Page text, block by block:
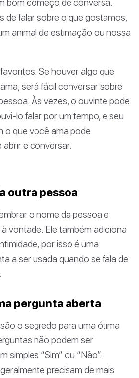
de falar sobre o que gostamos,
animal de estimação ou nossa
Se houver algo que
será fácil conversar sobre
Às vezes, o ouvinte pode
lo falar por um tempo, e seu
o que você ama pode
e conversar.
outra pessoa
o nome da pessoa e
vontade. Ele também adiciona
por isso é uma
a ser usada quando se fala de
pergunta aberta
o segredo para uma ótima
não podem ser
simples “Sim” ou “Não”.
precisam de mais